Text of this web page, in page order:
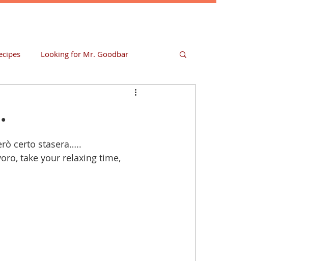
Looking for Mr. Goodbar
certo stasera…..
take your relaxing time,